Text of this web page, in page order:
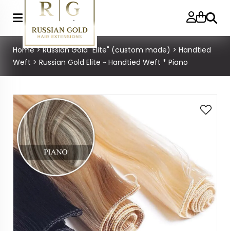
Home>Russian Gold "Elite" (custom made) > Handtied
Weft > Russian Gold Elite ~ Handtied Weft * Piano